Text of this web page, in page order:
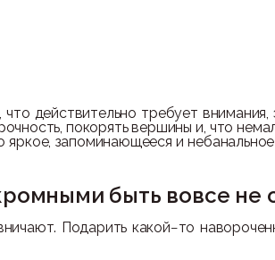
действительно требует внимания,
покорять вершины и, что
яркое, запоминающееся и
быть вовсе не
Подарить какой−то